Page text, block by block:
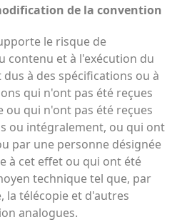
de la convention
le risque de
contenu et à l'exécution du
à des spécifications ou à
qui n'ont pas été reçues
qui n'ont pas été reçues
ou intégralement, ou qui ont
par une personne désignée
à cet effet ou qui ont été
technique tel que, par
la télécopie et d'autres
analogues.